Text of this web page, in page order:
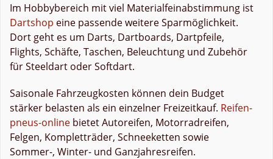
Im Hobbybereich mit viel Materialfeinabstimmung ist
Dartshop eine passende weitere Sparmöglichkeit.
Dort geht es um Darts, Dartboards, Dartpfeile,
Flights, Schäfte, Taschen, Beleuchtung und Zubehör
für Steeldart oder Softdart.
Saisonale Fahrzeugkosten können dein Budget
stärker belasten als ein einzelner Freizeitkauf. Reifen-
pneus-online bietet Autoreifen, Motorradreifen,
Felgen, Kompletträder, Schneeketten sowie
Sommer-, Winter- und Ganzjahresreifen.